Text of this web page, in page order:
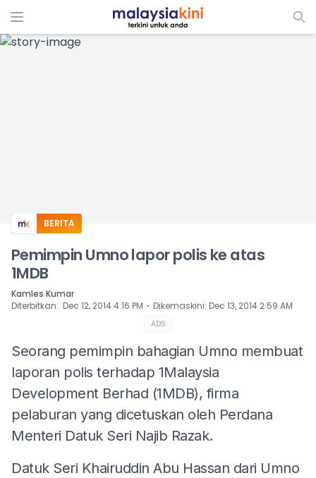
ADS
BERITA
Pemimpin Umno lapor polis ke atas
1MDB
Kamles Kumar
Diterbitkan: Dec 12, 2014 4:16 PM ⋅ Dikemaskini: Dec 13, 2014 2:59 AM
ADS
Seorang pemimpin bahagian Umno membuat
laporan polis terhadap 1Malaysia
Development Berhad (1MDB), firma
pelaburan yang dicetuskan oleh Perdana
Menteri Datuk Seri Najib Razak.
Datuk Seri Khairuddin Abu Hassan dari Umno